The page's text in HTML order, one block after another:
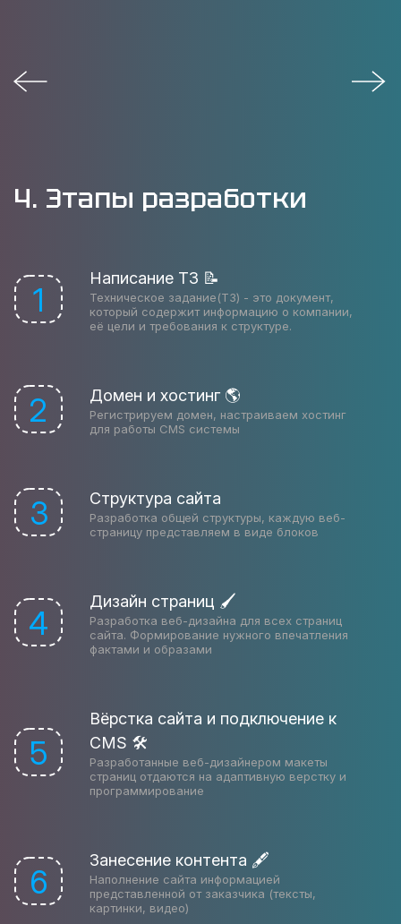
4. Этапы разработки
1
Написание ТЗ 📝
Техническое задание(ТЗ) - это документ,
который содержит информацию о компании,
её цели и требования к структуре.
2 Домен и хостинг 🌎
Регистрируем домен, настраиваем хостинг
для работы CMS системы
3 Структура сайта
Разработка общей структуры, каждую веб-
страницу представляем в виде блоков
4
Дизайн страниц 🖌
Разработка веб-дизайна для всех страниц
сайта. Формирование нужного впечатления
фактами и образами
5
Вёрстка сайта и подключение к
CMS 🛠
Разработанные веб-дизайнером макеты
страниц отдаются на адаптивную верстку и
программирование
6
Занесение контента 🖋
Наполнение сайта информацией
представленной от заказчика (тексты,
картинки, видео)